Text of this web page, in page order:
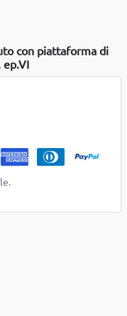
con piattaforma di